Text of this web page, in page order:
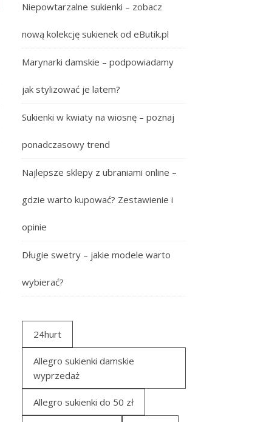
Niepowtarzalne sukienki – zobacz
nową kolekcję sukienek od eButik.pl
Marynarki damskie – podpowiadamy
jak stylizować je latem?
Sukienki w kwiaty na wiosnę – poznaj
ponadczasowy trend
Najlepsze sklepy z ubraniami online –
gdzie warto kupować? Zestawienie i
opinie
Długie swetry – jakie modele warto
wybierać?
24hurt
Allegro sukienki damskie
wyprzedaż
Allegro sukienki do 50 zł